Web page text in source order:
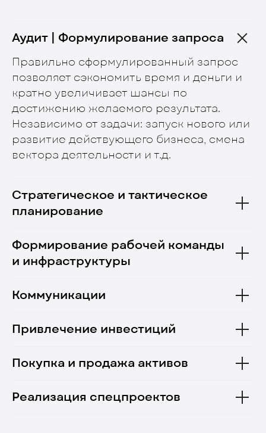
Аудит | Формулирование запроса
Правильно сформулированный запрос
позволяет сэкономить время и деньги и
кратно увеличивает шансы по
достижению желаемого результата.
Независимо от задачи: запуск нового или
развитие действующего бизнеса, смена
вектора деятельности и т.д.
Стратегическое и тактическое
планирование
Формирование рабочей команды
и инфраструктуры
Коммуникации
Привлечение инвестиций
Покупка и продажа активов
Реализация спецпроектов